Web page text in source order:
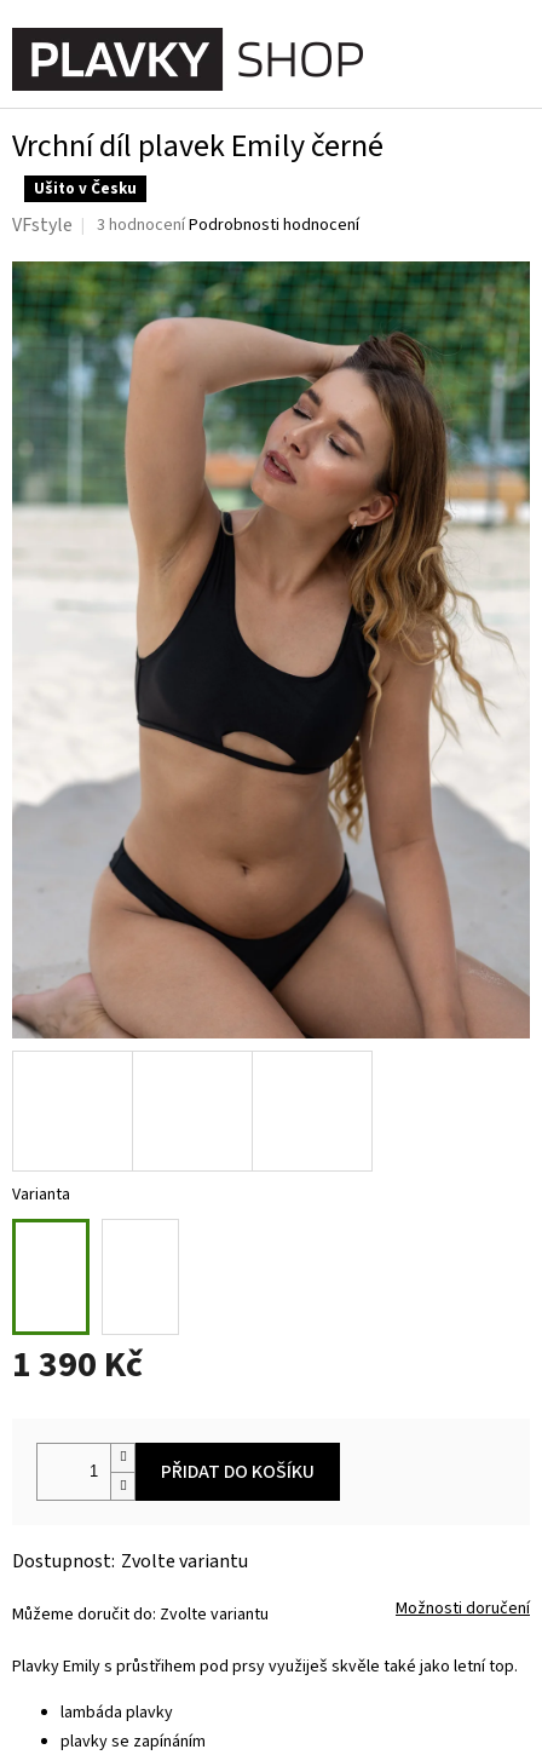
na
obsah
Vrchní díl plavek Emily černé
Ušito v Česku
Průměrné
produktu
je
4,3
z
5
hvězdiček.
3 hodnoceníPodrobnosti hodnocení
VFstyle
1 390 Kč
Zvolte variantu
Můžeme doručit do: Zvolte variantu Možnosti doručení
Varianta
PŘIDAT DO KOŠÍKU
Plavky Emily s průstřihem pod prsy využiješ skvěle také jako letní top.
lambáda plavky
plavky se zapínáním